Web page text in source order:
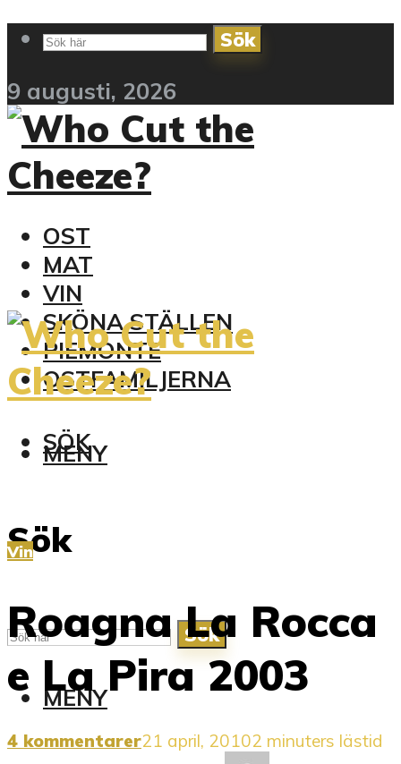
Sök
9 augusti, 2026
OST
MAT
VIN
SKÖNA STÄLLEN
PIEMONTE
OSTFAMILJERNA
SÖK
Sök
Sök
MENY
MENY
Vin
Roagna La Rocca
e La Pira 2003
4 kommentarer21 april, 20102 minuters lästid